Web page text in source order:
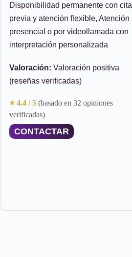
Disponibilidad permanente con cita
previa y atención flexible, Atención
presencial o por videollamada con
interpretación personalizada
Valoración: Valoración positiva
(reseñas verificadas)
⭐ 4.4 / 5 (basado en 32 opiniones
verificadas)
CONTACTAR